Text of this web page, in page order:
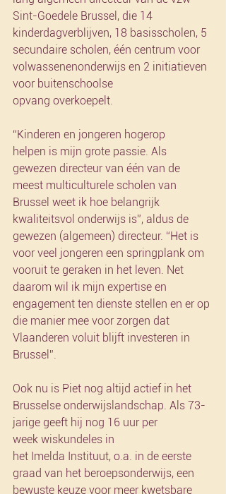
Sint-Goedele Brussel, die 14
kinderdagverblijven, 18 basisscholen, 5
secundaire scholen, één centrum voor
volwassenenonderwijs en 2 initiatieven
voor buitenschoolse
opvang overkoepelt.
“Kinderen en jongeren hogerop
helpen is mijn grote passie. Als
gewezen directeur van één van de
meest multiculturele scholen van
Brussel weet ik hoe belangrijk
kwaliteitsvol onderwijs is”, aldus de
gewezen (algemeen) directeur. “Het is
voor veel jongeren een springplank om
vooruit te geraken in het leven. Net
daarom wil ik mijn expertise en
engagement ten dienste stellen en er op
die manier mee voor zorgen dat
Vlaanderen voluit blijft investeren in
Brussel”.
Ook nu is Piet nog altijd actief in het
Brusselse onderwijslandschap. Als 73-
jarige geeft hij nog 16 uur per
week wiskundeles in
het Imelda Instituut, o.a. in de eerste
graad van het beroepsonderwijs, een
bewuste keuze voor meer kwetsbare